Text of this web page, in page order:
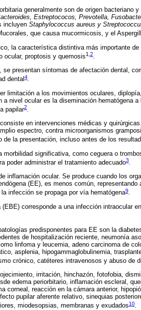
generalmente son de origen bacteriano
Estreptococos, Prevotella,
incluyen Staphylococcus aureus y
que causa mucormicosis, y el
la característica distintiva más importante
ocular, proptosis y quemosis1, 2
se presentan síntomas de afectación dental,
dental4.
limitación a los movimientos oculares,
a nivel ocular es la diseminación hematógena
papilar2.
en intervenciones médicas y
espectro, contra microorganismos
de la presentación, incluso antes de los
morbilidad significativa, como ceguera o
poder administrar el tratamiento adecuado3.
inflamación ocular. Se produce cuando los
(EE), es menos común,
infección se propaga por vía hematógena9.
corresponde a una infección intraocular
predisponentes para EE son la
de hospitalización reciente, neumonía
linfoma y leucemia, adeno carcinoma de
asplenia, hipogammaglobulinemia,
crónico, catéteres intravenosos y abuso de
irritación, hinchazón, fotofobia,
edema periorbitario, inflamación escleral,
corneal, reacción en la cámara anterior,
pupilar aferente relativo, sinequias
miodesopsias, membranas y exudados10.